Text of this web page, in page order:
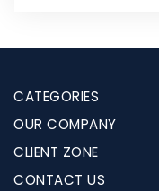
CATEGORIES
OUR COMPANY
CLIENT ZONE
CONTACT US